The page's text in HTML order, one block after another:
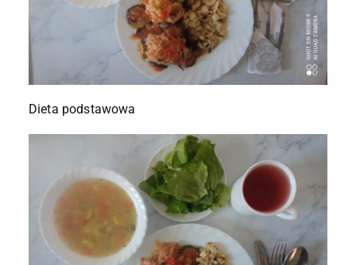
Dieta podstawowa